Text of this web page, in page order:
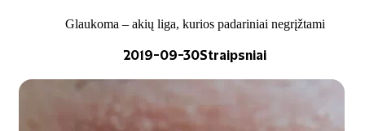
Glaukoma – akių liga, kurios padariniai negrįžtami
2019-09-30Straipsniai